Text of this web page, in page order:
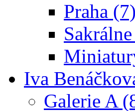
Praha (7)
Iva
Galerie A